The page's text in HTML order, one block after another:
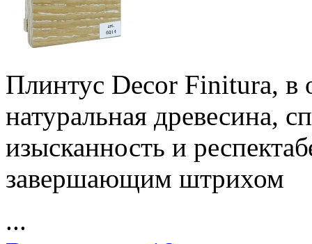
Плинтус Decor Finitura, в
натуральная древесина,
изысканность и
завершающим штрихом
...